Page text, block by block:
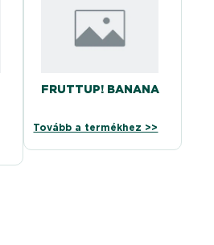
FRUTTUP! BANANA
Tovább a termékhez >>